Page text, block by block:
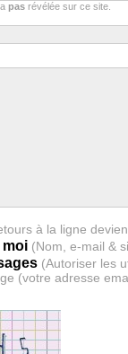
pas révélée sur ce site.
moi (Nom, e-mail &
(Autoriser les
(votre adresse